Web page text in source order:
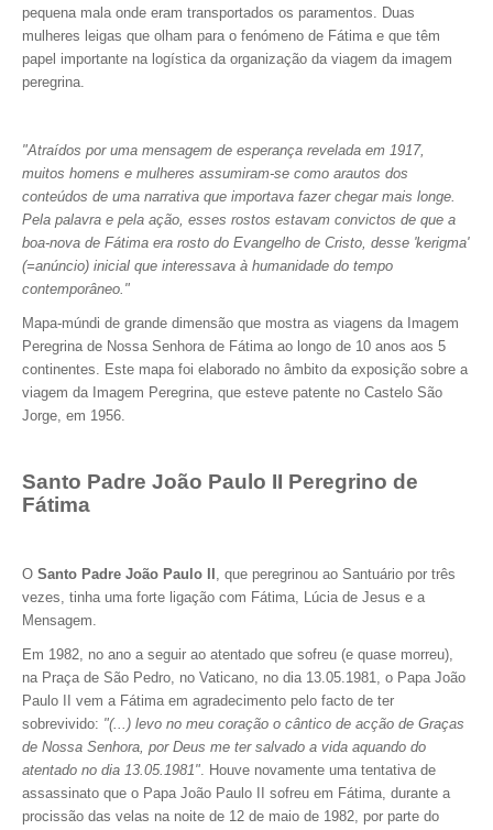
pequena mala onde eram transportados os paramentos. Duas
mulheres leigas que olham para o fenómeno de Fátima e que têm
papel importante na logística da organização da viagem da imagem
peregrina.
"Atraídos por uma mensagem de esperança revelada em 1917,
muitos homens e mulheres assumiram-se como arautos dos
conteúdos de uma narrativa que importava fazer chegar mais longe.
Pela palavra e pela ação, esses rostos estavam convictos de que a
boa-nova de Fátima era rosto do Evangelho de Cristo, desse 'kerigma'
(=anúncio) inicial que interessava à humanidade do tempo
contemporâneo."
Mapa-múndi de grande dimensão que mostra as viagens da Imagem
Peregrina de Nossa Senhora de Fátima ao longo de 10 anos aos 5
continentes. Este mapa foi elaborado no âmbito da exposição sobre a
viagem da Imagem Peregrina, que esteve patente no Castelo São
Jorge, em 1956.
Santo Padre João Paulo II Peregrino de
Fátima
O Santo Padre João Paulo II , que peregrinou ao Santuário por três
vezes, tinha uma forte ligação com Fátima, Lúcia de Jesus e a
Mensagem.
Em 1982, no ano a seguir ao atentado que sofreu (e quase morreu),
na Praça de São Pedro, no Vaticano, no dia 13.05.1981, o Papa João
Paulo II vem a Fátima em agradecimento pelo facto de ter
sobrevivido: "(...) levo no meu coração o cântico de acção de Graças
de Nossa Senhora, por Deus me ter salvado a vida aquando do
atentado no dia 13.05.1981". Houve novamente uma tentativa de
assassinato que o Papa João Paulo II sofreu em Fátima, durante a
procissão das velas na noite de 12 de maio de 1982, por parte do